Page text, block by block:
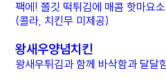
팩에! 쫄깃 떡튀김에 매콤 핫마요
(콜라, 치킨무 미제공)
왕새우양념치킨
왕새우튀김과 함께 바삭함과 달달